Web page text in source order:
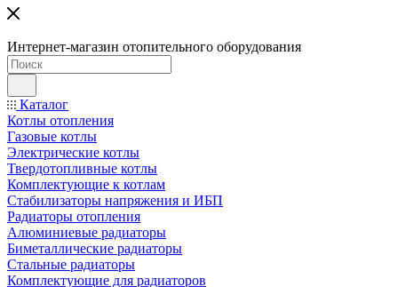
Интернет-магазин отопительного оборудования
Каталог
Котлы отопления
Газовые котлы
Электрические котлы
Твердотопливные котлы
Комплектующие к котлам
Стабилизаторы напряжения и ИБП
Радиаторы отопления
Алюминиевые радиаторы
Биметаллические радиаторы
Стальные радиаторы
Комплектующие для радиаторов